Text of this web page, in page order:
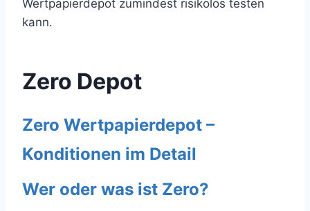
Wertpapierdepot zumindest risikolos testen
kann.
Zero Depot
Zero Wertpapierdepot –
Konditionen im Detail
Wer oder was ist Zero?